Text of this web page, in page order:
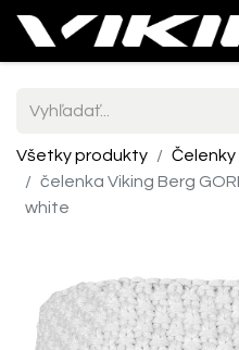
Všetky produkty
Čelenky
čelenka Viking Berg
white